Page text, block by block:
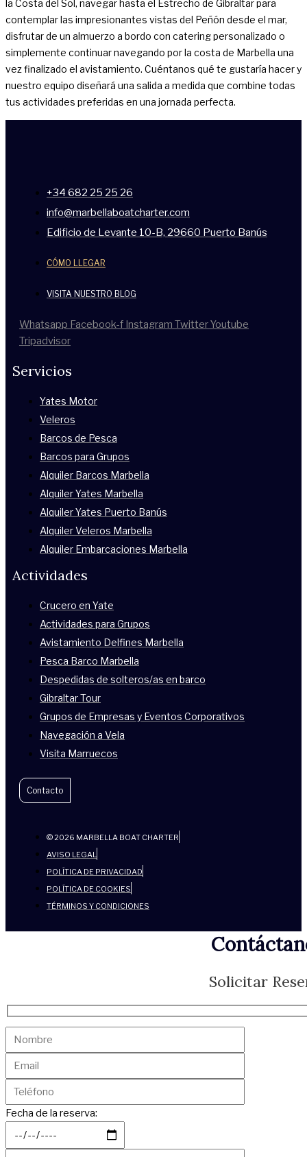
la Costa del Sol, navegar hasta el Estrecho de Gibraltar para
contemplar las impresionantes vistas del Peñón desde el mar,
disfrutar de un almuerzo a bordo con catering personalizado o
simplemente continuar navegando por la costa de Marbella una
vez finalizado el avistamiento. Cuéntanos qué te gustaría hacer y
nuestro equipo diseñará una salida a medida que combine todas
tus actividades preferidas en una jornada perfecta.
+34 682 25 25 26
info@marbellaboatcharter.com
Edificio de Levante 10-B, 29660 Puerto Banús
CÓMO LLEGAR
VISITA NUESTRO BLOG
Whatsapp Facebook-f Instagram TwitterYoutube
Tripadvisor
Servicios
Yates Motor
Veleros
Barcos de Pesca
Barcos para Grupos
Alquiler Barcos Marbella
Alquiler Yates Marbella
Alquiler Yates Puerto Banús
Alquiler Veleros Marbella
Alquiler Embarcaciones Marbella
Actividades
Crucero en Yate
Actividades para Grupos
Avistamiento Delfines Marbella
Pesca Barco Marbella
Despedidas de solteros/as en barco
Gibraltar Tour
Grupos de Empresas y Eventos Corporativos
Navegación a Vela
Visita Marruecos
Contacto
© 2026 MARBELLA BOAT CHARTER
AVISO LEGAL
POLÍTICA DE PRIVACIDAD
POLÍTICA DE COOKIES
TÉRMINOS Y CONDICIONES
Solicitar
Fecha de la reserva: